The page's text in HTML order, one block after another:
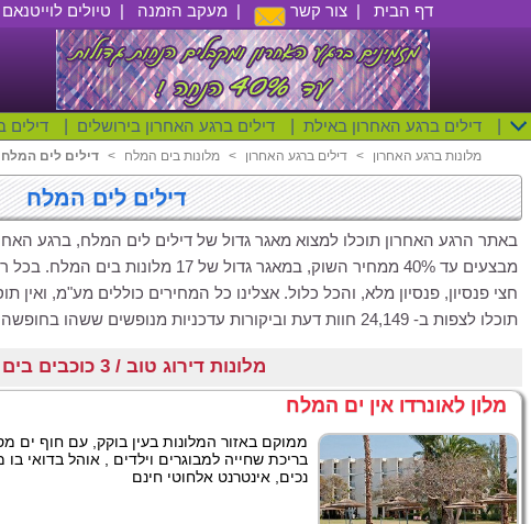
טיולים לוייטנאם | מעקב הזמנה | צור קשר | דף הבית
דילים דילים ברגע האחרון בירושלים דילים ברגע האחרון באילת
דילים לים המלח < מלונות בים המלח < דילים ברגע האחרון < מלונות ברגע האחרון
דילים לים המלח
באתר הרגע האחרון תוכלו למצוא מאגר גדול של דילים לים המלח, ברגע
מבצעים עד 40% ממחיר השוק, במאגר
חצי פנסיון, פנסיון מלא, והכל כלול. אצלינו כל המחירים כוללים מע"מ, ואין
תוכלו לצפות ב- 24,149 חוות דעת וביקורות עדכניות מנופשים ששהו בחופשה באיזור ים המלח דרכינו.
מלונות דירוג טוב / 3 כוכבים בים המלח
מלון לאונרדו אין ים המלח
ממוקם באזור המלונות בעין בוקק, עם חוף ים
בריכת שחייה למבוגרים וילדים , אוהל בדואי בו
נכים, אינטרנט אלחוטי חינם